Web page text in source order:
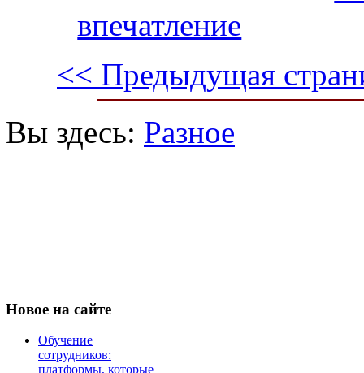
впечатление
<< Предыдущая
Вы здесь: Разное
Новое на сайте
Обучение
сотрудников:
платформы, которые